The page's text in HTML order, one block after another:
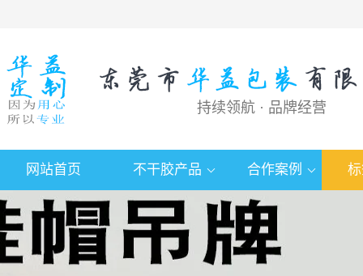
持续领航 · 品牌经营
网站首页 不干胶产品 合作案例